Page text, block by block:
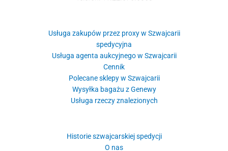
Usługa zakupów przez proxy w Szwajcarii
spedycyjna
Usługa agenta aukcyjnego w Szwajcarii
Cennik
Polecane sklepy w Szwajcarii
Wysyłka bagażu z Genewy
Usługa rzeczy znalezionych
Historie szwajcarskiej spedycji
O nas